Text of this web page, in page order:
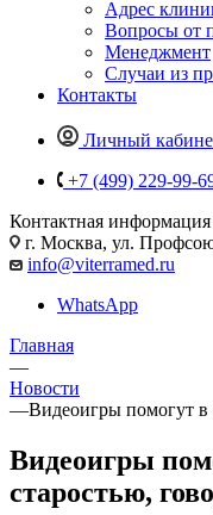
Адрес
Вопросы от
Менеджмент
Случаи из
Контакты
Личный
+7 (499) 229-99-
Контактная информация
г. Москва, ул.
info@viterramed.ru
WhatsApp
Главная
—
Новости
—Видеоигры помогут в
Видеоигры
старостью,